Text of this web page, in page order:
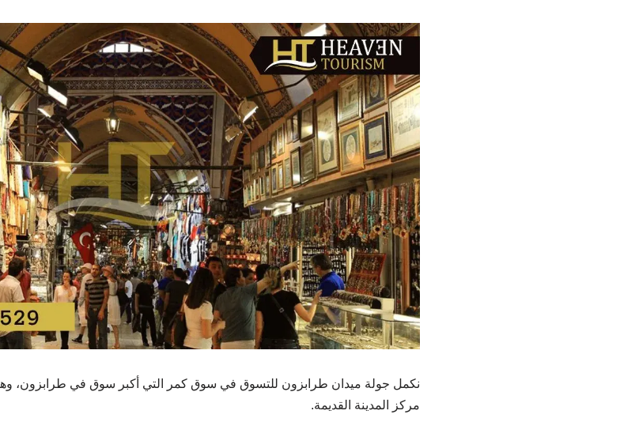
نكمل جولة ميدان طرابزون للتسوق في سوق كمر التي أكبر سوق في طرابزون،
مركز المدينة القديمة.